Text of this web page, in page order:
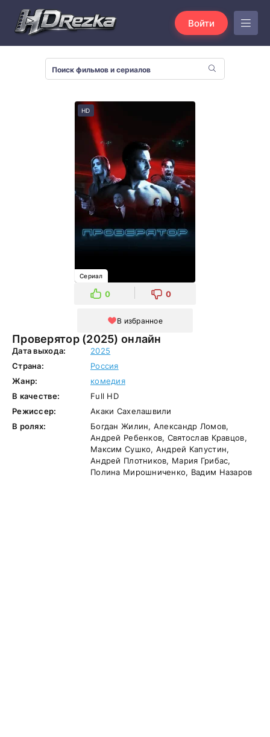
Войти
Проверятор (2025) онлайн
HD
Сериал
0 0
В избранное
Дата выхода:
2025
Страна:
Россия
Жанр:
комедия
В качестве:
Full HD
Режиссер:
Акаки Сахелашвили
В ролях:
Богдан Жилин, Александр Ломов,
Андрей Ребенков, Святослав Кравцов,
Максим Сушко, Андрей Капустин,
Андрей Плотников, Мария Грибас,
Полина Мирошниченко, Вадим Назаров